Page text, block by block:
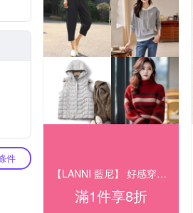
件
【LANNI 藍尼】 好感穿搭8折
滿1件享8折